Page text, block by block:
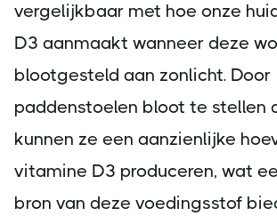
vergelijkbaar met hoe onze
D3 aanmaakt wanneer deze
blootgesteld aan zonlicht. Door
paddenstoelen bloot te stellen
kunnen ze een aanzienlijke
vitamine D3 produceren, wat
bron van deze voedingsstof